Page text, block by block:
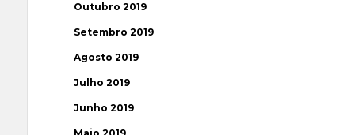
Outubro 2019
Setembro 2019
Agosto 2019
Julho 2019
Junho 2019